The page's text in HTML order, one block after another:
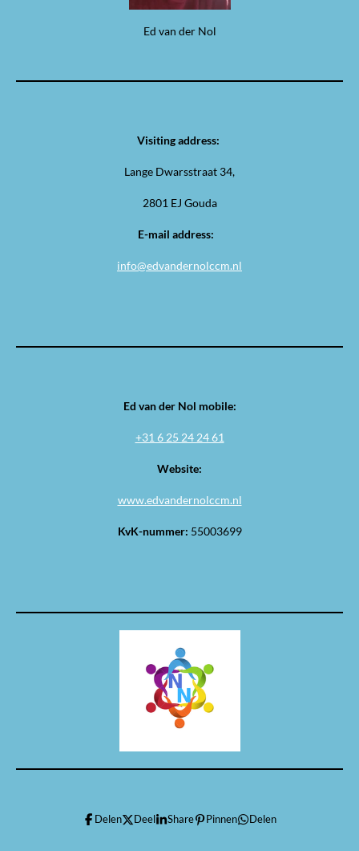
Ed van der Nol
Visiting address:
Lange Dwarsstraat 34,
2801 EJ Gouda
E-mail address:
info@edvandernolccm.nl
Ed van der Nol mobile:
+31 6 25 24 24 61
Website:
www.edvandernolccm.nl
KvK-nummer: 55003699
Delen Deel Share Pinnen Delen